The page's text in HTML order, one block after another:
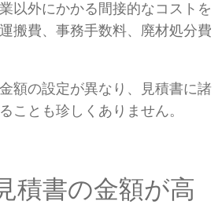
以外にかかる間接的なコストを
搬費、事務手数料、廃材処分費
額の設定が異なり、見積書に諸
ことも珍しくありません。
積書の金額が高